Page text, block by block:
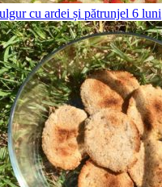
cu ardei și pătrunjel 6 luni